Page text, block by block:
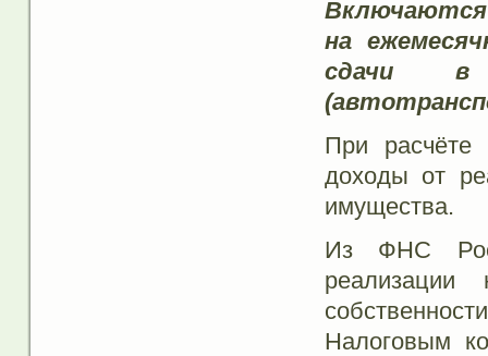
Включаются
на
сдачи в
При расчёте
доходы от
имущества.
Из ФНС
реализации
Налоговым